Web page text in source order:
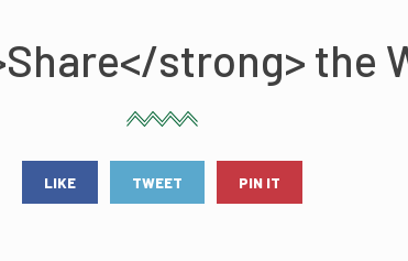
strong> the
LIKE TWEET PIN IT